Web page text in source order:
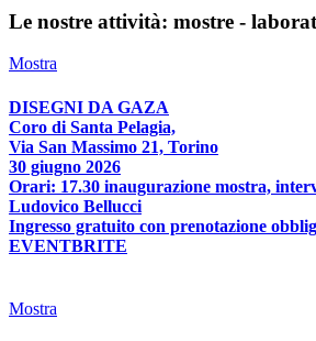
Le nostre attività: mostre -
Mostra
DISEGNI DA GAZA
Coro di Santa Pelagia,
Via San Massimo 21, Torino
30 giugno 2026
Orari: 17.30 inaugurazione mostra,
Ludovico Bellucci
Ingresso gratuito con prenotazione
EVENTBRITE
Mostra